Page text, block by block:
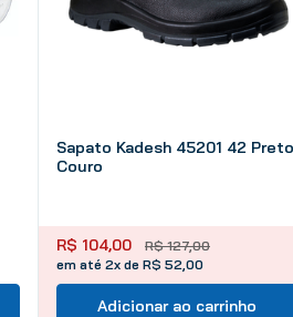
Sapato Kadesh 45201 42 Preto
Couro
R$ 127,00
R$ 104,00
em até 2x de R$ 52,00
Adicionar ao carrinho